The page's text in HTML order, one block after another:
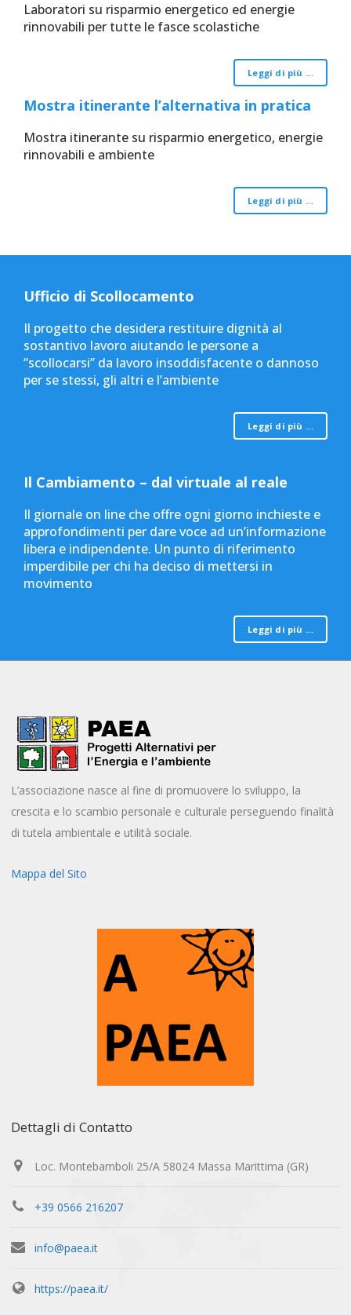
Laboratori su risparmio energetico ed energie
rinnovabili per tutte le fasce scolastiche
Leggi di più …
Mostra itinerante l’alternativa in pratica
Mostra itinerante su risparmio energetico, energie
rinnovabili e ambiente
Leggi di più …
Ufficio di Scollocamento
Il progetto che desidera restituire dignità al
sostantivo lavoro aiutando le persone a
“scollocarsi” da lavoro insoddisfacente o dannoso
per se stessi, gli altri e l’ambiente
Leggi di più …
Il Cambiamento – dal virtuale al reale
Il giornale on line che offre ogni giorno inchieste e
approfondimenti per dare voce ad un’informazione
libera e indipendente. Un punto di riferimento
imperdibile per chi ha deciso di mettersi in
movimento
Leggi di più …
L’associazione nasce al fine di promuovere lo sviluppo, la
crescita e lo scambio personale e culturale perseguendo finalità
di tutela ambientale e utilità sociale.
Mappa del Sito
Dettagli di Contatto
Loc. Montebamboli 25/A 58024 Massa Marittima (GR)
+39 0566 216207
info@paea.it
https://paea.it/